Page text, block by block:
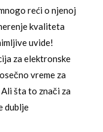
reći o njenoj
kvaliteta
uvide!
za elektronske
vreme za
šta to znači za
dublje